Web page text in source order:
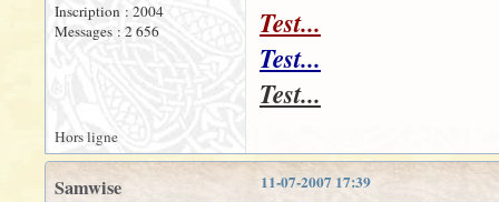
Inscription : 2004
Messages : 2 656
Test...
Test...
Test...
Hors ligne
11-07-2007 17:39
Samwise